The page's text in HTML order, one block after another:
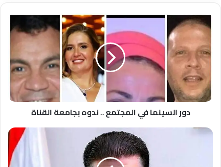
دور
السينما
في
المجتمع
..
ندوه
بجامعة
القناة
دور السينما في المجتمع .. ندوه بجامعة القناة
حسين